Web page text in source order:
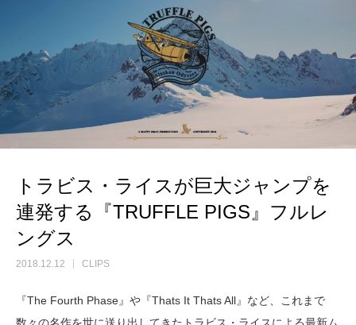
トラビス・ライスが巨大ジャンプを
連発する『TRUFFLE PIGS』フルレ
ングス
2018.12.12 CLIPS
『The Fourth Phase』や『Thats It Thats All』など、これまで